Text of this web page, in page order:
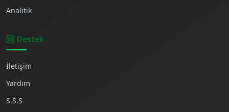
Analitik
🆘 Destek
İletişim
Yardım
S.S.S